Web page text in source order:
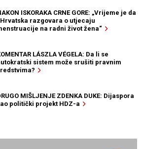
ISKORAKA CRNE GORE: „Vrijeme je da
razgovara o utjecaju
na radni život žena“
LÁSZLA VÉGELA: Da li se
sistem može srušiti pravnim
MIŠLJENJE ZDENKA DUKE: Dijaspora
politički projekt HDZ-a